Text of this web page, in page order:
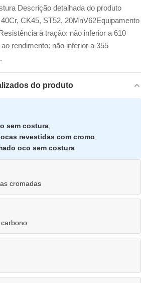
Descrição detalhada do produto
CK45, ST52, 20MnV62Equipamento
à tração: não inferior a 610
rendimento: não inferior a 355
do produto
sem costura
revestidas com cromo
oco sem costura
cromadas